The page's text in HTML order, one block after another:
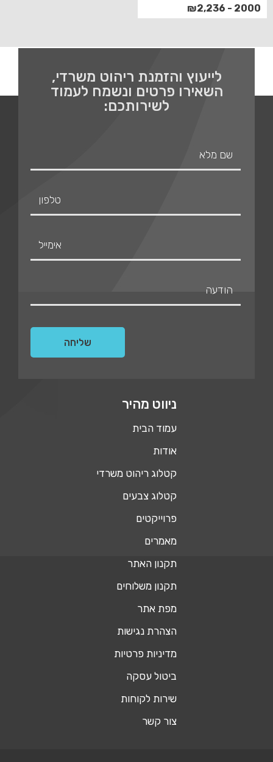
2000 - ₪2,236
לייעוץ והזמנת ריהוט משרדי,
השאירו פרטים ונשמח לעמוד
לשירותכם:
ניווט מהיר
עמוד הבית
אודות
קטלוג ריהוט משרדי
קטלוג צבעים
פרוייקטים
מאמרים
תקנון האתר
תקנון משלוחים
מפת אתר
הצהרת נגישות
מדיניות פרטיות
ביטול עסקה
שירות לקוחות
צור קשר